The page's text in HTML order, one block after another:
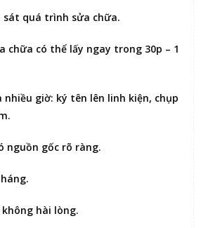
sát quá trình sửa chữa.
chữa có thể lấy ngay trong 30p – 1
nhiều giờ: ký tên lên linh kiện, chụp
nguồn gốc rõ ràng.
không hài lòng.